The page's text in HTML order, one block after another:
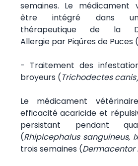
semaines. Le médicament
être intégré dans un
thérapeutique de la
Allergie par Piqûres de Puces
- Traitement des
broyeurs (Trichodectes
Le médicament
efficacité acaricide et
persistant pendant
(Rhipicephalus sanguineus,
trois semaines (